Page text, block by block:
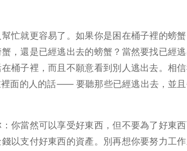
忙就更容易了。如果你是困在桶子裡的螃
，還是已經逃出去的螃蟹？當然要找已經
桶子裡，而且不願意看到別人逃出去。相信
裡面的人的話⸺ 要聽那些已經逃出去，並
你當然可以享受好東西，但不要為了好東
以支付好東西的資產。別再想你要努力工